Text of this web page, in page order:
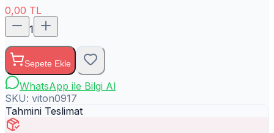
0,00 TL
1
Sepete Ekle
WhatsApp ile Bilgi Al
SKU: viton0917
Tahmini Teslimat